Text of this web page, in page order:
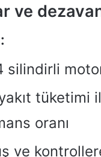
ve
silindirli
tüketimi
oranı
ve